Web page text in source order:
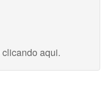
clicando aqui.